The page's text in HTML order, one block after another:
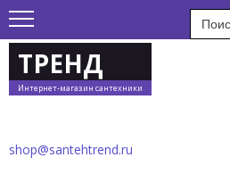
ТРЕНД
Интернет-магазин сантехники
shop@santehtrend.ru